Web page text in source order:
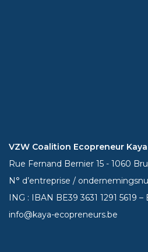
VZW Coalition Ecopreneur Kaya
Rue Fernand Bernier 15 - 1060
N° d’entreprise /
ING : IBAN BE393631 1291 5619 –
info@kaya-ecopreneurs.be